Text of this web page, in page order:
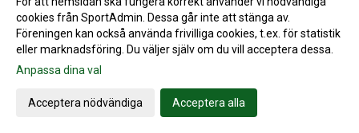
Trevlig sommar önskar Tölö IF 2016-06-28 14:06
Lyckat midsommarfirande på Hamravallen
Parkeringsproblem Tölöcupen 2016-06-05 14:31
Tölö IF i semifinal i bingolottsförsäljning
Handla på Sponsorhuset - både du och Tölö IF tjänar på
cookies från SportAdmin. Dessa går inte att stänga av.
Föreningen kan också använda frivilliga cookies, t.ex. för statistik
eller marknadsföring. Du väljer själv om du vill acceptera dessa.
Anpassa dina val
Acceptera nödvändiga Acceptera alla